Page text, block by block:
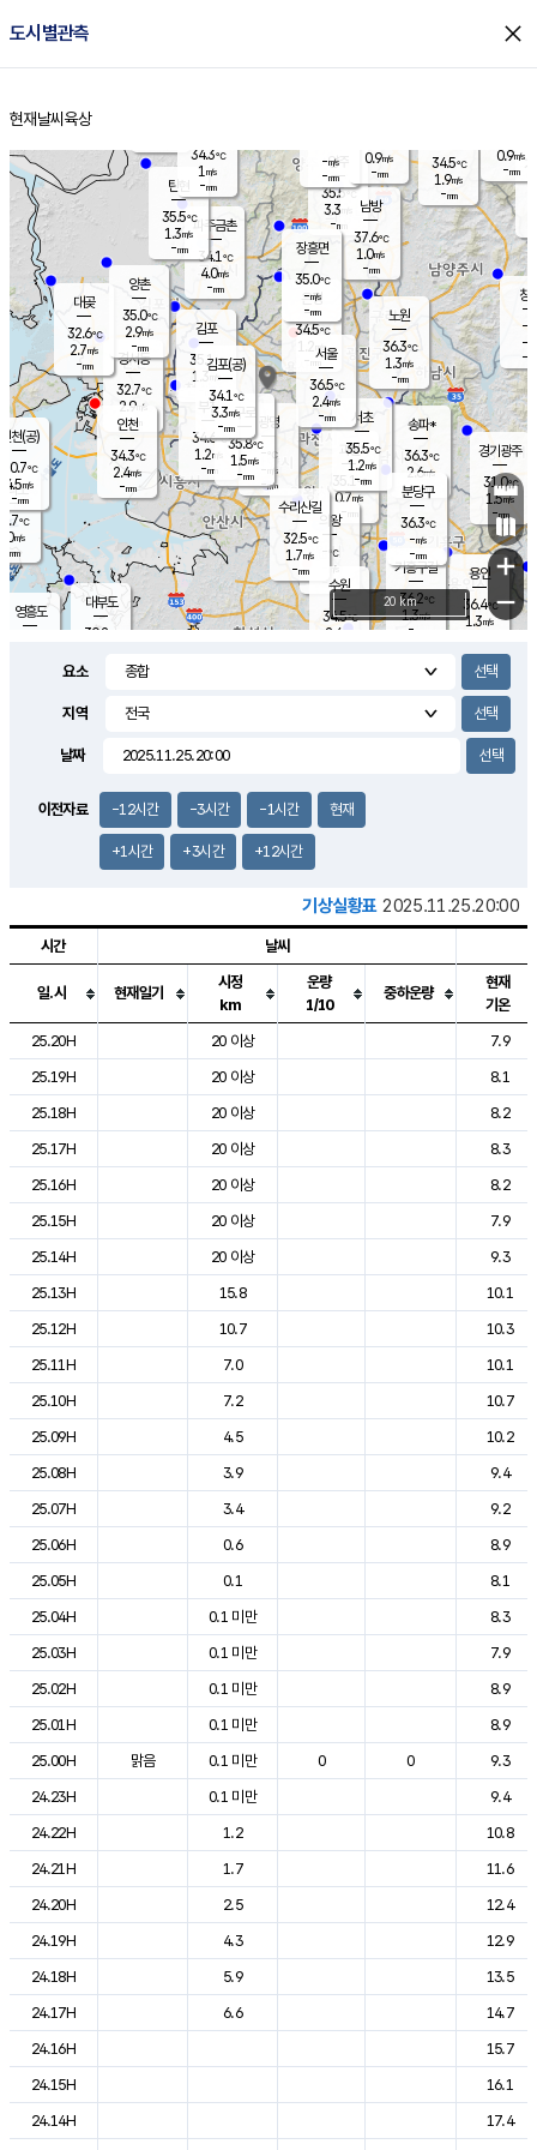
도시별관측 close
홈
현재날씨 육상
의도
℃
m/s
mm
영흥도
양주
35.5℃
3.3
-mm
과천
35.1℃
0.7m/s
- mm
용인
36.4℃
1.3m/s
경기광주
31.0℃
1.5m/s
-mm
3.9m/s
대부도
30.2
경서동
32.7℃
2.9m/s
-mm
파주금촌
34.1℃
4.0m/s
-mm
34.5℃
1.9m/s
-mm
대곶
32.6℃
2.7m/s
-mm
창
-
-m/
-
탄현
35.5℃
1.3m/s
-mm
0.9m/s
-mm
의왕
- ℃
m/s
mm
김포
35.1℃
1.3 m/s
mm
광명
- ℃
-m/s
-mm
부천
34.6℃
1.2m/s
-mm
양촌
35.0℃
2.9m/s
-mm
구로
35.8℃
1.5m/s
-mm
은평
34.5℃
1.2 m/s
- mm
노원
36.3℃
1.3m/s
-mm
송파*
36.3℃
2.6m/s
-mm
서초
35.5℃
1.2m/s
-mm
남방
37.6℃
1.0m/s
-mm
기흥구갈
36.2℃
1.3m/s
-
수리산길
32.5℃
1.7m/s
-mm
분당구
36.3℃
-m/s
-mm
장흥면
35.0℃
-m/s
-mm
-m/s
-mm
인천(공)
30.7℃
4.5m/s
-mm
김포(공)
34.1℃
3.3m/s
-mm
수원
34.5℃
2.4 m/s
인천
34.3℃
2.4m/s
-mm
서울
36.5℃
2.4m/s
-mm
34.3℃
1 m/s
-mm
0.9m/s
-mm
+
−
20 km
요소
지역
날짜
이전자료 -12시간 -3시간 -1시간 현재
+1시간 +3시간 +12시간
기상실황표 2025.11.25.20:00
도시별 기상실황표로 지점, 날씨, 기온, 강수, 바람, 기압등을 안내한 표입
시간 날씨
일.시 현재일기
시정
km
운량
1/10
중하운량
현재
기온
25.20H
20 이상
7.9
25.19H
20 이상
8.1
25.18H
20 이상
8.2
25.17H
20 이상
8.3
25.16H
20 이상
8.2
25.15H
20 이상
7.9
25.14H
20 이상
9.3
25.13H
15.8
10.1
25.12H
10.7
10.3
25.11H
7.0
10.1
25.10H
7.2
10.7
25.09H
4.5
10.2
25.08H
3.9
9.4
25.07H
3.4
9.2
25.06H
0.6
8.9
25.05H
0.1
8.1
25.04H
0.1 미만
8.3
25.03H
0.1 미만
7.9
25.02H
0.1 미만
8.9
25.01H
0.1 미만
8.9
25.00H
맑음 0.1 미만 0 0
9.3
24.23H
0.1 미만
9.4
24.22H
1.2
10.8
24.21H
1.7
11.6
24.20H
2.5
12.4
24.19H
4.3
12.9
24.18H
5.9
13.5
24.17H
6.6
14.7
24.16H
15.7
24.15H
16.1
24.14H
17.4